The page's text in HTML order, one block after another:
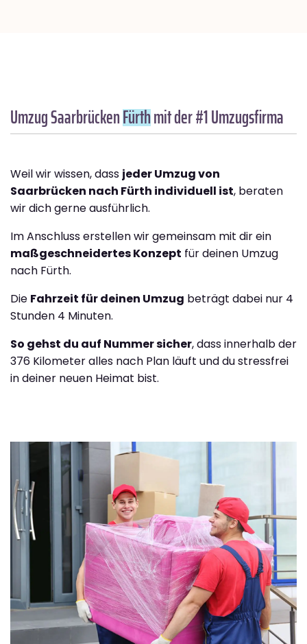
Umzug SaarbrückenFürthmit der #1 Umzugsfirma
Weil wir wissen, dass jeder Umzug von
Saarbrücken nach Fürth individuell ist, beraten
wir dich gerne ausführlich.
Im Anschluss erstellen wir gemeinsam mit dir ein
maßgeschneidertes Konzept für deinen Umzug
nach Fürth.
Die Fahrzeit für deinen Umzug beträgt dabei nur 4
Stunden 4 Minuten.
So gehst du auf Nummer sicher, dass innerhalb der
376 Kilometer alles nach Plan läuft und du stressfrei
in deiner neuen Heimat bist.